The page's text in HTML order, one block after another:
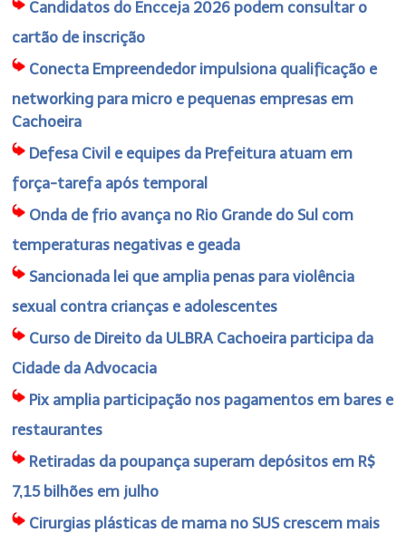
Candidatos do Encceja 2026 podem consultar o
cartão de inscrição
Conecta Empreendedor impulsiona qualificação e
networking para micro e pequenas empresas em
Cachoeira
Defesa Civil e equipes da Prefeitura atuam em
força-tarefa após temporal
Onda de frio avança no Rio Grande do Sul com
temperaturas negativas e geada
Sancionada lei que amplia penas para violência
sexual contra crianças e adolescentes
Curso de Direito da ULBRA Cachoeira participa da
Cidade da Advocacia
Pix amplia participação nos pagamentos em bares e
restaurantes
Retiradas da poupança superam depósitos em R$
7,15 bilhões em julho
Cirurgias plásticas de mama no SUS crescem mais